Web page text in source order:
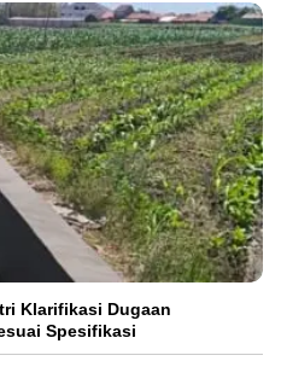
Klarifikasi Dugaan
Spesifikasi